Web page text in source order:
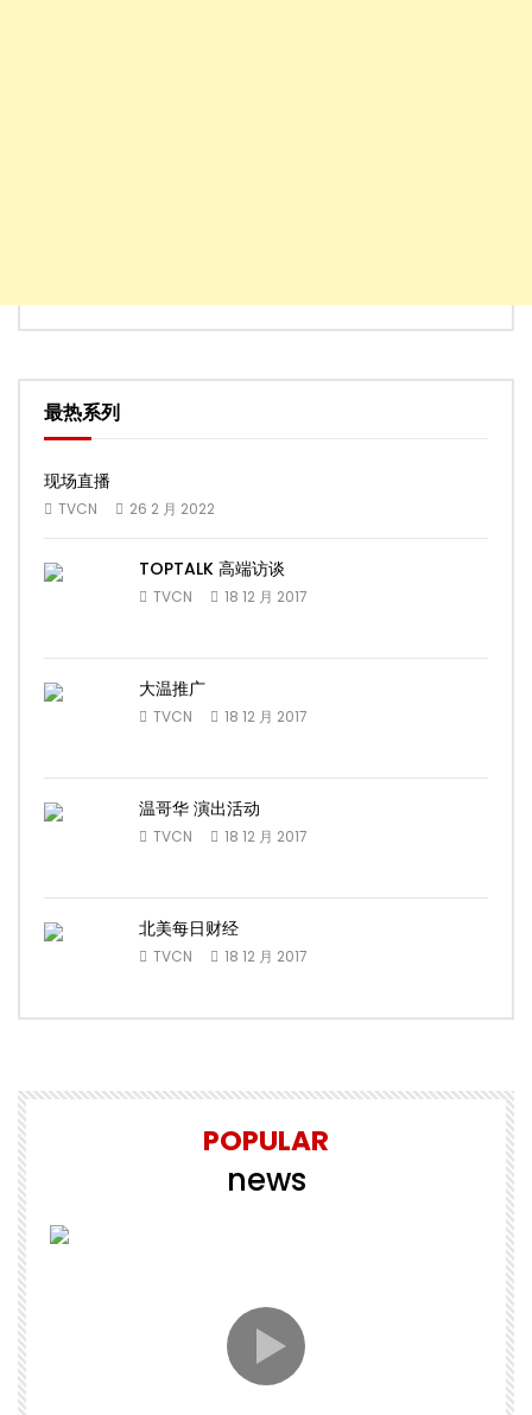
最热系列
现场直播
TVCN 26 2 月 2022
TOPTALK 高端访谈
TVCN 18 12 月 2017
大温推广
TVCN 18 12 月 2017
温哥华 演出活动
TVCN 18 12 月 2017
北美每日财经
TVCN 18 12 月 2017
POPULAR
news